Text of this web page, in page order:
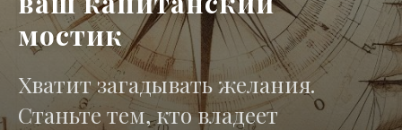
мостик
Хватит загадывать желания.
Станьте тем, кто владеет